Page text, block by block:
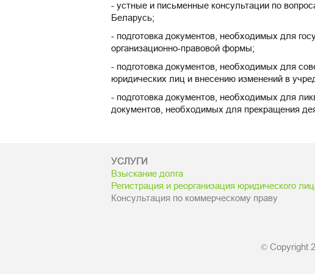
- устные и письменные консультации по
Беларусь;
- подготовка документов, необходимых для
организационно-правовой формы;
- подготовка документов, необходимых для
юридических лиц и внесению изменений в
- подготовка документов, необходимых для
документов, необходимых для прекращения
УСЛУГИ
Взыскание долга
Регистрация и реорганизация юридического
Консультация по коммерческому праву
© Copyright